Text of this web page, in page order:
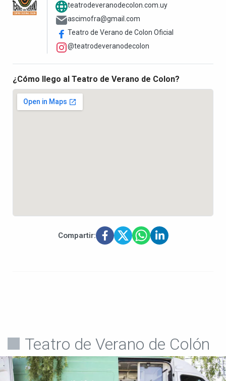
teatrodeveranodecolon.com.uy
ascimofra@gmail.com
Teatro de Verano de Colon Oficial
@teatrodeveranodecolon
¿Cómo llego al Teatro de Verano de Colon?
Compartir:
Teatro de Verano de Colón